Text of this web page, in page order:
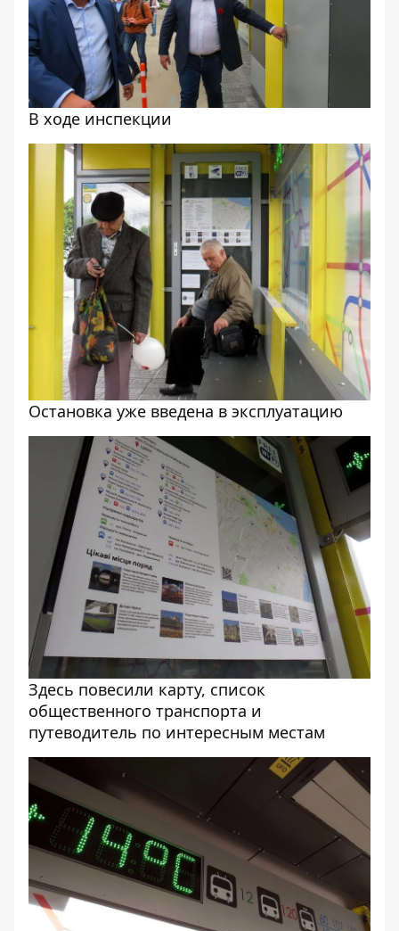
В ходе инспекции
Остановка уже введена в эксплуатацию
Здесь повесили карту, список
общественного транспорта и
путеводитель по интересным местам